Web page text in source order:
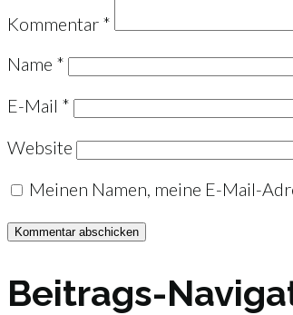
Kommentar *
Name *
E-Mail *
Website
Meinen Namen, meine E-Mail-
Beitrags-